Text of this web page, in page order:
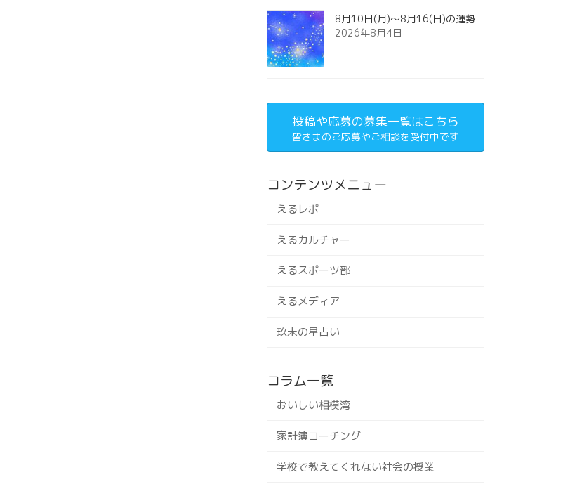
8月10日(月)～8月16(日)の運勢
2026年8月4日
投稿や応募の募集一覧はこちら
皆さまのご応募やご相談を受付中です
コンテンツメニュー
えるレポ
えるカルチャー
えるスポーツ部
えるメディア
玖未の星占い
コラム一覧
おいしい相模湾
家計簿コーチング
学校で教えてくれない社会の授業